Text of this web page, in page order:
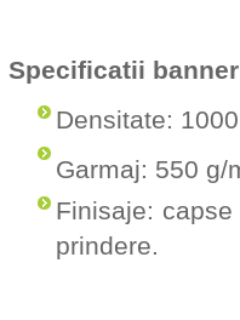
Specificatii
Densitate:
Garmaj: 550 g/
Finisaje:
prindere.